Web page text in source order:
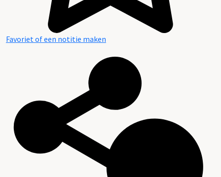
Favoriet of een notitie maken